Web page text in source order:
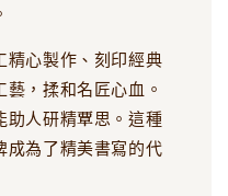
精心製作、刻印經典
藝，揉和名匠心血。
助人研精覃思。這種
成為了精美書寫的代